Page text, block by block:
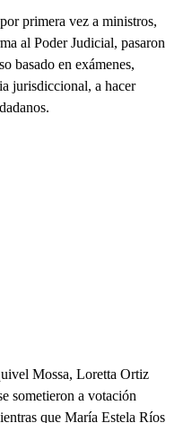
primera vez a ministros,
al Poder Judicial, pasaron
basado en exámenes,
jurisdiccional, a hacer
Mossa, Loretta Ortiz
sometieron a votación
que María Estela Ríos